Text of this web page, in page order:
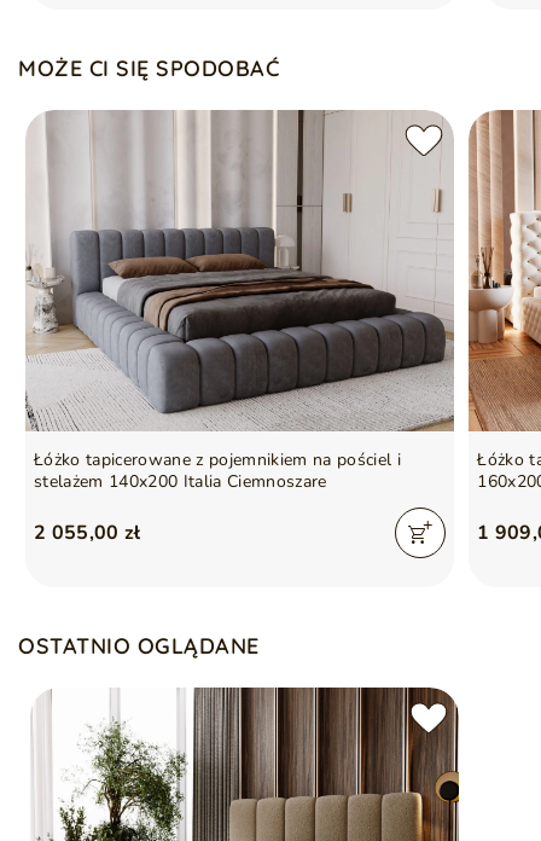
MOŻE CI SIĘ SPODOBAĆ
Łóżko tapicerowane z pojemnikiem na pościel i
stelażem 140x200 Italia Ciemnoszare
2 055,00 zł
Łóżko
1
OSTATNIO OGLĄDANE